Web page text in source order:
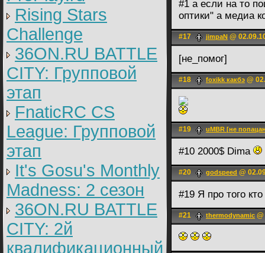
Rising Stars
Challenge
36ON.RU BATTLE
CITY: Групповой
этап
FnaticRC CS
League: Групповой
этап
It's Gosu's Monthly
Madness: 2 сезон
36ON.RU BATTLE
CITY: 2й
квалификационный
#1 а если на то
оптики" а медиа
#17 jimpaN @
[не_помог]
#18 foxikk какбэ @
#19 uMBR [не
#10 2000$ Dima
#20 godspeed @
#19 Я про того
#21 thermodynamic